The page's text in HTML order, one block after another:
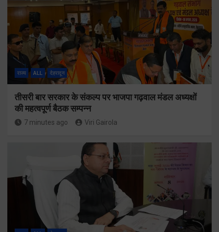
राज्य ALL देहरादून
तीसरी बार सरकार के संकल्प पर भाजपा गढ़वाल मंडल अध्यक्षों
की महत्वपूर्ण बैठक सम्पन्न
7 minutes ago Viri Gairola